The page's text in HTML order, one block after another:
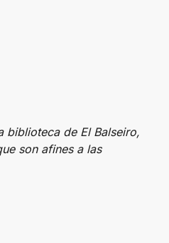
biblioteca de El Balseiro,
son afines a las